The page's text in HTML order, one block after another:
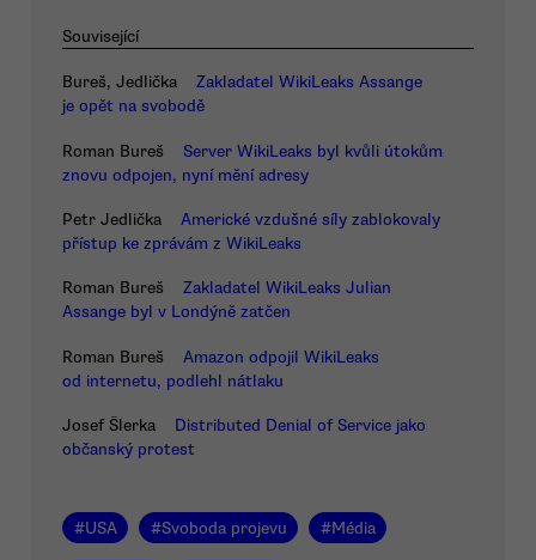
Související
Bureš, Jedlička
Zakladatel WikiLeaks Assange
je opět na svobodě
Roman Bureš
Server WikiLeaks byl kvůli útokům
znovu odpojen, nyní mění adresy
Petr Jedlička
Americké vzdušné síly zablokovaly
přístup ke zprávám z WikiLeaks
Roman Bureš
Zakladatel WikiLeaks Julian
Assange byl v Londýně zatčen
Roman Bureš
Amazon odpojil WikiLeaks
od internetu, podlehl nátlaku
Josef Šlerka
Distributed Denial of Service jako
občanský protest
#USA #Svoboda projevu #Média